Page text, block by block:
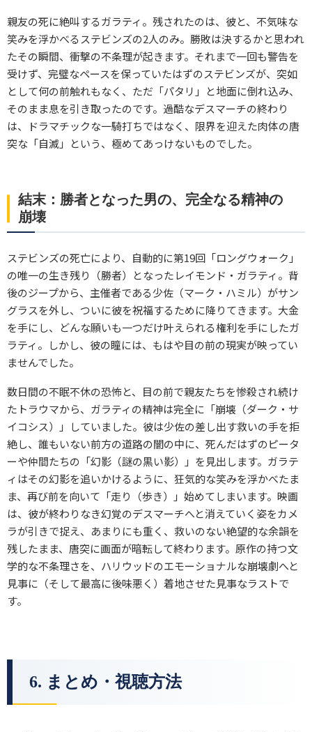
親友の死に絶叫するガラティ。残されたのは、彼と、不気味な
笑みを浮かべるステビンズの2人のみ。勝敗は決するかと思われ
たその瞬間、衝撃の不条理が起きます。それまで一回も警告を
受けず、完璧なペースを保っていたはずのステビンズが、突如
として何の前触れもなく、ただ「パタリ」と地面に倒れ込み、
そのまま息を引き取ったのです。過酷なデスマーチの終わり
は、ドラマチックな一騎打ちではなく、限界を迎えた肉体の唐
突な「自滅」という、極めてあっけないものでした。
結末：勝者となった男の、完全なる精神の
崩壊
ステビンズの死亡により、自動的に第19回「ロングウォーク」
の唯一の生き残り（勝者）となったレイモンド・ガラティ。背
後のジープから、主催者である少佐（マーク・ハミル）がサン
グラスを外し、ついに彼を祝福するために降りてきます。大金
を手にし、どんな願いも一つだけ叶えられる権利を手にしたガ
ラティ。しかし、彼の瞳には、もはや目の前の現実が映ってい
ませんでした。
数日間の不眠不休の恐怖と、目の前で親友たちを惨殺され続け
たトラウマから、ガラティの精神は完全に「崩壊（ダーク・サ
イコシス）」していました。彼は少佐の差し出す救いの手を拒
絶し、誰もいない前方の道路の闇の中に、死んだはずのピータ
ーや仲間たちの「幻影（謎の黒い影）」を見出します。ガラテ
ィはその幻影を追いかけるように、狂気的な笑みを浮かべたま
ま、再び前を向いて「走り（歩き）」始めてしまいます。映画
は、彼が終わりなき幻覚のデスマーチへと消えていく姿をカメ
ラが引きで捉え、あまりにも重く、救いのない絶望的な余韻を
残したまま、唐突に画面が暗転して終わります。原作の持つ文
学的な不条理さを、ハリウッドのエモーショナルな崩壊劇へと
見事に（そして最高に後味悪く）着地させた見事なラストで
す。
6. まとめ・視聴方法